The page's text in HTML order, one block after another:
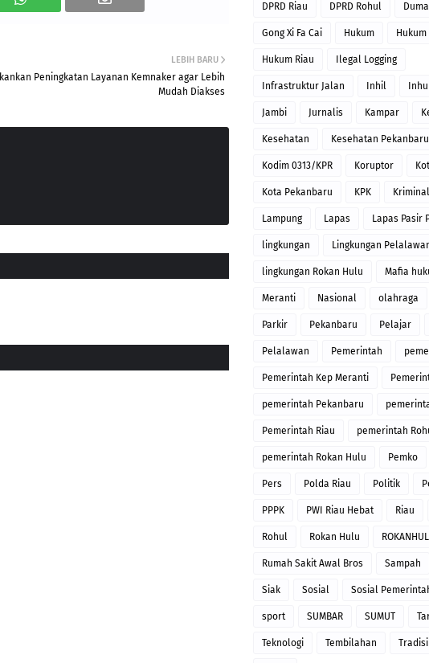
LEBIH BARU
Peningkatan Layanan Kemnaker agar Lebih
Mudah Diakses
DPRD Riau DPRD Rohul
Gong Xi Fa Cai Hukum
Hukum Riau Ilegal Logging
Infrastruktur Jalan Inhil Inhu
Jambi Jurnalis Kampar
Kesehatan Kesehatan Pekanbaru
Kodim 0313/KPR Koruptor
Kota Pekanbaru KPK Kriminal
Lampung Lapas Lapas Pasir
lingkungan Lingkungan
lingkungan Rokan Hulu Mafia
Meranti Nasional olahraga
Parkir Pekanbaru Pelajar
Pelalawan Pemerintah
Pemerintah Kep Meranti
pemerintah Pekanbaru
Pemerintah Riau pemerintah
pemerintah Rokan Hulu Pemko
Pers Polda Riau Politik
PPPK PWI Riau Hebat Riau
Rohul Rokan Hulu
Rumah Sakit Awal Bros Sampah
Siak Sosial Sosial
sport SUMBAR SUMUT
Teknologi Tembilahan Tradisi